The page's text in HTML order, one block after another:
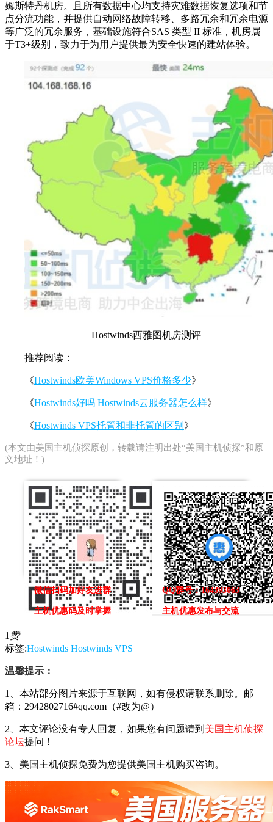
姆斯特丹机房。且所有数据中心均支持灾难数据恢复选项和节
点分流功能，并提供自动网络故障转移、多路冗余和冗余电源
等广泛的冗余服务，基础设施符合SAS 类型 II 标准，机房属
于T3+级别，致力于为用户提供最为安全快速的建站体验。
Hostwinds西雅图机房测评
推荐阅读：
《Hostwinds欧美Windows VPS价格多少》
《Hostwinds好吗 Hostwinds云服务器怎么样》
《Hostwinds VPS托管和非托管的区别 》
(本文由美国主机侦探原创，转载请注明出处“美国主机侦探”和原
文地址！)
微信扫码加好友进群
主机优惠码及时掌握
QQ群号：164393063
主机优惠发布与交流
1 赞
标签:Hostwinds Hostwinds VPS
温馨提示：
1、本站部分图片来源于互联网，如有侵权请联系删除。邮
箱：2942802716#qq.com（#改为@）
2、本文评论没有专人回复，如果您有问题请到 美国主机侦探
论坛提问！
3、美国主机侦探免费为您提供美国主机购买咨询。